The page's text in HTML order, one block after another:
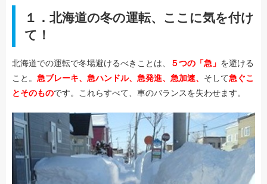
１．北海道の冬の運転、ここに気を付け
て！
北海道での運転で冬場避けるべきことは、 ５つの「急」 を避ける
こと。 急ブレーキ、急ハンドル、急発進、急加速、 そして急ぐこ
とそのものです。これらすべて、車のバランスを失わせます。